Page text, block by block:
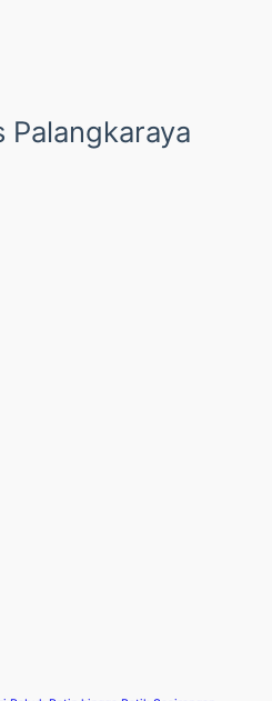
Palangkaraya